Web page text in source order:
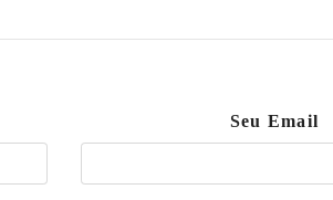
Seu Email